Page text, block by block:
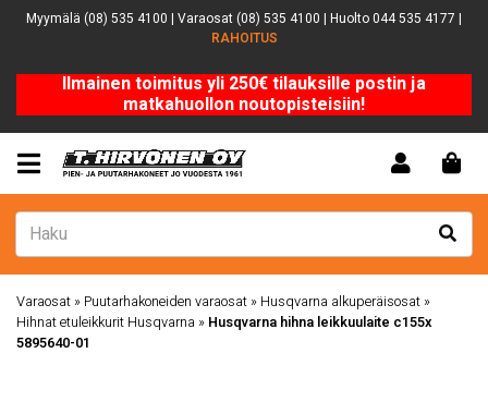
Myymälä (08) 535 4100 | Varaosat (08) 535 4100 | Huolto 044 535 4177 |
RAHOITUS
Ilmainen toimitus yli 250€ tilauksille postin ja
matkahuollon noutopisteisiin!
Varaosat » Puutarhakoneiden varaosat » Husqvarna alkuperäisosat »
Hihnat etuleikkurit Husqvarna » Husqvarna hihna leikkuulaite c155x
5895640-01